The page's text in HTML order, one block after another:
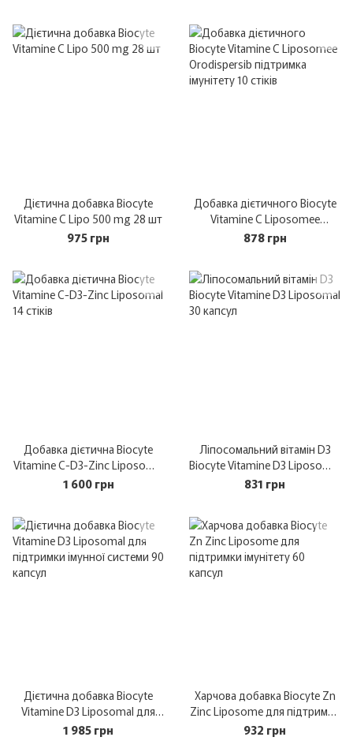
Дієтична добавка Biocyte
Vitamine C Lipo 500 mg 28 шт
975 грн
Добавка дієтичного Biocyte
Vitamine C Liposomee
Orodispersib підтримка
878 грн
Добавка дієтична Biocyte
Vitamine C-D3-Zinc Liposomal
14 стіків
1 600 грн
Ліпосомальний вітамін D3
Biocyte Vitamine D3 Liposomal
30 капсул
831 грн
Дієтична добавка Biocyte
Vitamine D3 Liposomal для
підтримки імунної системи 90
1 985 грн
Харчова добавка Biocyte Zn
Zinc Liposome для підтримки
імунітету 60 капсул
932 грн